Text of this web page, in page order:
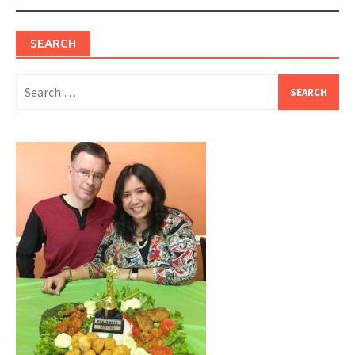
SEARCH
for: